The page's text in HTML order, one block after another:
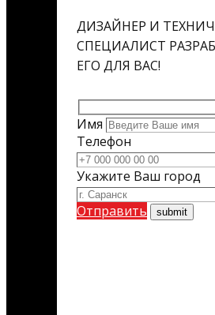
ДИЗАЙНЕР И
СПЕЦИАЛИСТ
ЕГО ДЛЯ ВАС!
Имя
Телефон
Укажите Ваш город
Отправить